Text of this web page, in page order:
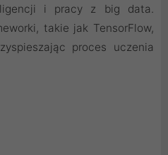
i pracy z big data.
takie jak TensorFlow,
proces uczenia